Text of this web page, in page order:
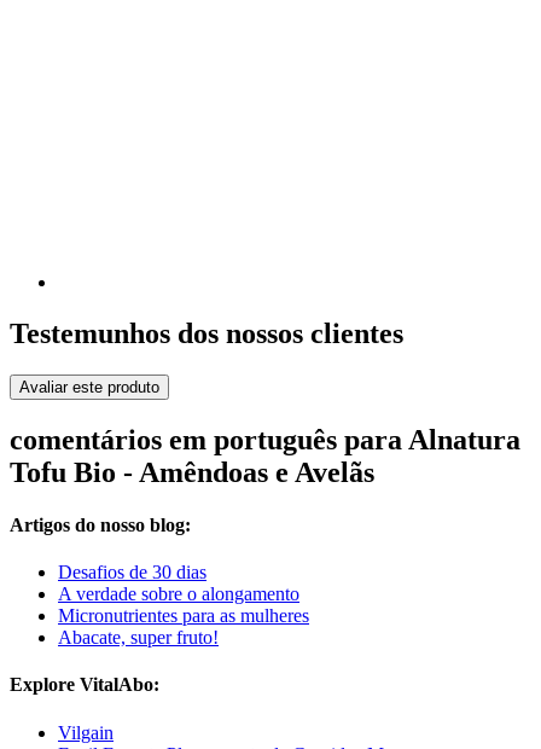
Testemunhos dos nossos clientes
Avaliar este produto
comentários em português para Alnatura
Tofu Bio - Amêndoas e Avelãs
Artigos do nosso blog:
Desafios de 30 dias
A verdade sobre o alongamento
Micronutrientes para as mulheres
Abacate, super fruto!
Explore VitalAbo:
Vilgain